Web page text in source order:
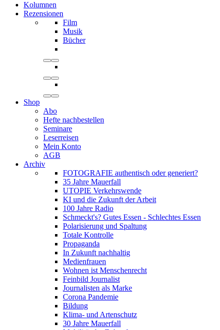
Kolumnen
Rezensionen
Film
Musik
Bücher
Shop
Abo
Hefte nachbestellen
Seminare
Leserreisen
Mein Konto
AGB
Archiv
FOTOGRAFIE authentisch oder generiert?
35 Jahre Mauerfall
UTOPIE Verkehrswende
KI und die Zukunft der Arbeit
100 Jahre Radio
Schmeckt's? Gutes Essen - Schlechtes Essen
Polarisierung und Spaltung
Totale Kontrolle
Propaganda
In Zukunft nachhaltig
Medienfrauen
Wohnen ist Menschenrecht
Feinbild Journalist
Journalisten als Marke
Corona Pandemie
Bildung
Klima- und Artenschutz
30 Jahre Mauerfall